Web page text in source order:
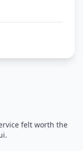
felt worth the